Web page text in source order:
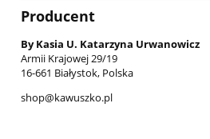
Producent
By Kasia U. Katarzyna Urwanowicz
Armii Krajowej 29/19
16-661 Białystok, Polska
shop@kawuszko.pl